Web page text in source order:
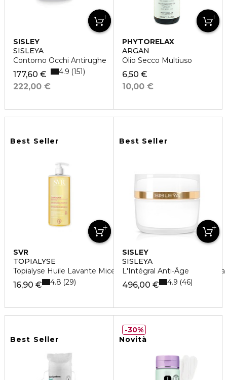
SISLEY
SISLEYA
Contorno Occhi Antirughe
177,60 €
222,00 €
4.9 151
PHYTORELAX
ARGAN
Olio Secco Multiuso
6,50 €
10,00 €
Best Seller
SVR
TOPIALYSE
Topialyse Huile Lavante Micellaire-Formato Convenienza Da
16,90 € 4.8 29
Best Seller
SISLEY
SISLEYA
L'Intégral Anti-Âge
496,00 € 4.9 46
Best Seller Novità
30%